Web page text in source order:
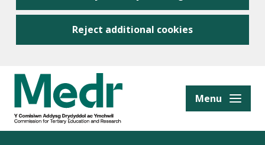
Reject additional cookies
content Menu